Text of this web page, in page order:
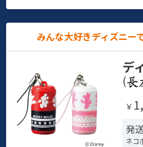
みんな大好きディズニー
デ
(
￥
発
ネコ